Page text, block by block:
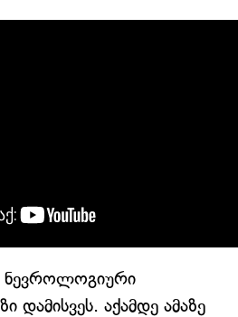
ნევროლოგიური
დამისვეს. აქამდე ამაზე